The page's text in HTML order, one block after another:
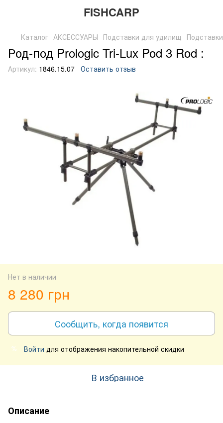
FISHCARP
Каталог АКСЕССУАРЫ Подставки для удилищ
Род-под Prologic Tri-Lux Pod 3 Rod :
Артикул: 1846.15.07 Оставить отзыв
Нет в наличии
8 280 грн
Сообщить, когда появится
% Войти для отображения накопительной скидки
В избранное
Описание